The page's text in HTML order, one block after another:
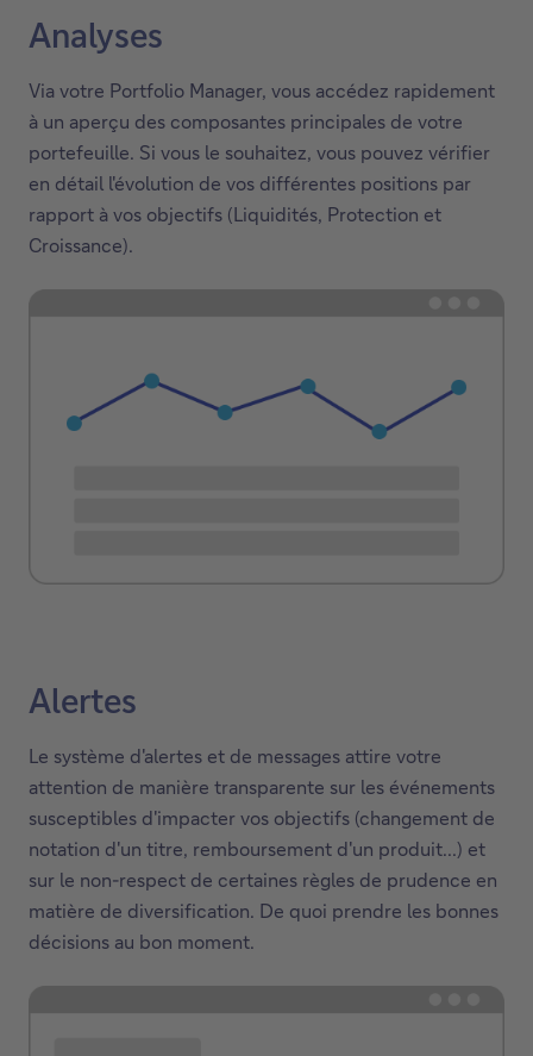
Analyses
Via votre Portfolio Manager, vous accédez rapidement
à un aperçu des composantes principales de votre
portefeuille. Si vous le souhaitez, vous pouvez vérifier
en détail l'évolution de vos différentes positions par
rapport à vos objectifs (Liquidités, Protection et
Croissance).
Alertes
Le système d'alertes et de messages attire votre
attention de manière transparente sur les événements
susceptibles d'impacter vos objectifs (changement de
notation d'un titre, remboursement d'un produit...) et
sur le non-respect de certaines règles de prudence en
matière de diversification. De quoi prendre les bonnes
décisions au bon moment.